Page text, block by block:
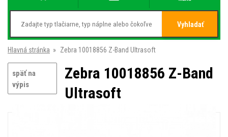
Vyhladať
Hlavná stránka » Zebra 10018856 Z-Band Ultrasoft
späť na
výpis
Zebra 10018856 Z-Band
Ultrasoft